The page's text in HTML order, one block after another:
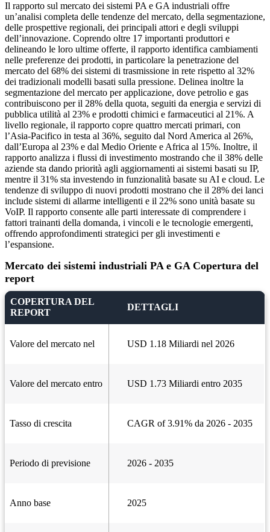
Il rapporto sul mercato dei sistemi PA e GA industriali offre
un’analisi completa delle tendenze del mercato, della segmentazione,
delle prospettive regionali, dei principali attori e degli sviluppi
dell’innovazione. Coprendo oltre 17 importanti produttori e
delineando le loro ultime offerte, il rapporto identifica cambiamenti
nelle preferenze dei prodotti, in particolare la penetrazione del
mercato del 68% dei sistemi di trasmissione in rete rispetto al 32%
dei tradizionali modelli basati sulla pressione. Delinea inoltre la
segmentazione del mercato per applicazione, dove petrolio e gas
contribuiscono per il 28% della quota, seguiti da energia e servizi di
pubblica utilità al 23% e prodotti chimici e farmaceutici al 21%. A
livello regionale, il rapporto copre quattro mercati primari, con
l’Asia-Pacifico in testa al 36%, seguito dal Nord America al 26%,
dall’Europa al 23% e dal Medio Oriente e Africa al 15%. Inoltre, il
rapporto analizza i flussi di investimento mostrando che il 38% delle
aziende sta dando priorità agli aggiornamenti ai sistemi basati su IP,
mentre il 31% sta investendo in funzionalità basate su AI e cloud. Le
tendenze di sviluppo di nuovi prodotti mostrano che il 28% dei lanci
include sistemi di allarme intelligenti e il 22% sono unità basate su
VoIP. Il rapporto consente alle parti interessate di comprendere i
fattori trainanti della domanda, i vincoli e le tecnologie emergenti,
offrendo approfondimenti strategici per gli investimenti e
l’espansione.
Mercato dei sistemi industriali PA e GA Copertura del
report
COPERTURA DEL
REPORT
DETTAGLI
Valore del mercato nel USD 1.18 Miliardi nel 2026
Valore del mercato entro USD 1.73 Miliardi entro 2035
Tasso di crescita CAGR of 3.91% da 2026 - 2035
Periodo di previsione 2026 - 2035
Anno base 2025